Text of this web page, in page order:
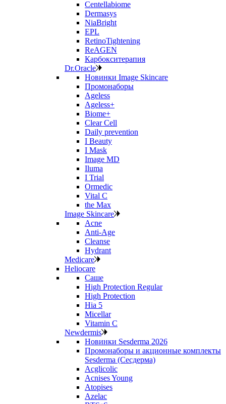
Centellabiome
Dermasys
NiaBright
EPL
RetinoTightening
ReAGEN
Карбокситерапия
Dr.Oracle
Новинки Image Skincare
Промонаборы
Ageless
Ageless+
Biome+
Clear Cell
Daily prevention
I Beauty
I Mask
Image MD
Iluma
I Trial
Ormedic
Vital C
the Max
Image Skincare
Acne
Anti‑Age
Cleanse
Hydrant
Medicare
Heliocare
Саше
High Protection Regular
High Protection
Hia 5
Micellar
Vitamin C
Newdermis
Новинки Sesderma 2026
Промонаборы и акционные комплекты
Sesderma (Сесдерма)
Acglicolic
Acnises Young
Atopises
Azelac